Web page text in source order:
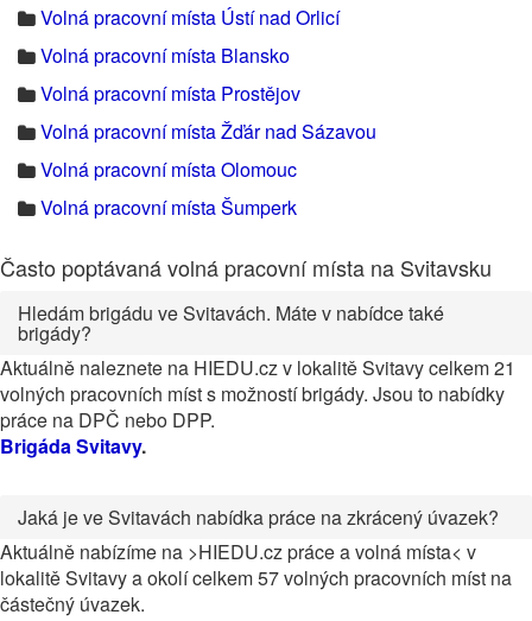
Volná pracovní místa Ústí nad Orlicí
Volná pracovní místa Blansko
Volná pracovní místa Prostějov
Volná pracovní místa Žďár nad Sázavou
Volná pracovní místa Olomouc
Volná pracovní místa Šumperk
Často poptávaná volná pracovní místa na Svitavsku
Hledám brigádu ve Svitavách. Máte v nabídce také
brigády?
Aktuálně naleznete na HIEDU.cz v lokalitě Svitavy celkem 21
volných pracovních míst s možností brigády. Jsou to nabídky
práce na DPČ nebo DPP.
Brigáda Svitavy.
Jaká je ve Svitavách nabídka práce na zkrácený úvazek?
Aktuálně nabízíme na >HIEDU.cz práce a volná místa< v
lokalitě Svitavy a okolí celkem 57 volných pracovních míst na
částečný úvazek.